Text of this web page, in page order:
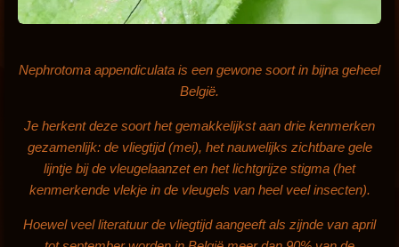
Nephrotoma appendiculata is een gewone soort in bijna geheel
België.
Je herkent deze soort het gemakkelijkst aan drie kenmerken
gezamenlijk: de vliegtijd (mei), het nauwelijks zichtbare gele
lijntje bij de vleugelaanzet en het lichtgrijze stigma (het
kenmerkende vlekje in de vleugels van heel veel insecten).
Hoewel veel literatuur de vliegtijd aangeeft als zijnde van april